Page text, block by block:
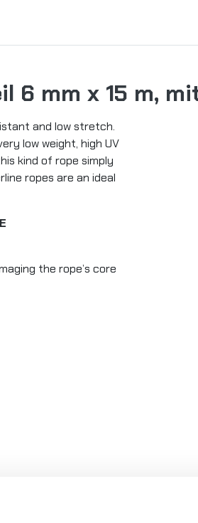
mm x 15 m,
and low stretch.
low weight, high UV
kind of rope simply
ropes are an ideal
the rope’s core